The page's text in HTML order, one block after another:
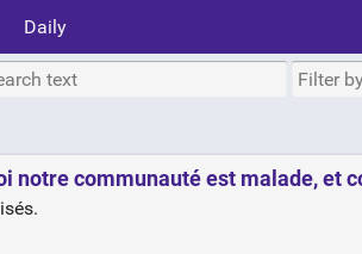
Daily
notre communauté est malade, et